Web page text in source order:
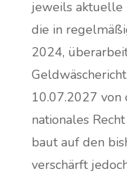
jeweils aktuelle
die in
2024,
10.07.2027 von
nationales
baut auf den
verschärft